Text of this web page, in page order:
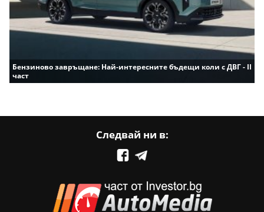
Бензиново завръщане: Най-интересните бъдещи коли с ДВГ - II
част
Следвай ни в: